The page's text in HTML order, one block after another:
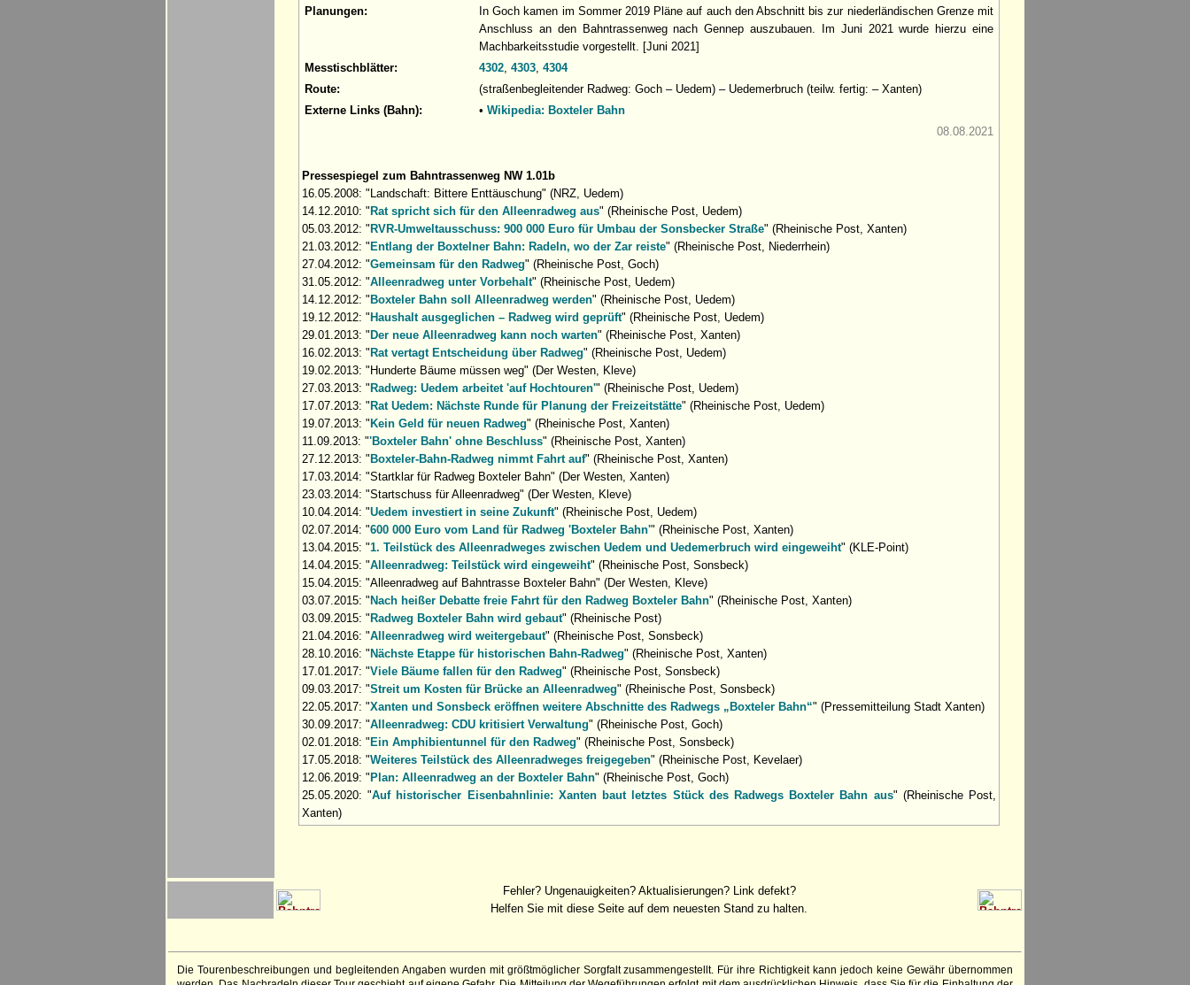
Planungen:
In Goch kamen im Sommer 2019 Pläne auf auch den Abschnitt bis zur niederländischen Grenze mit
Anschluss an den Bahntrassenweg nach Gennep auszubauen. Im Juni 2021 wurde hierzu eine
Machbarkeitsstudie vorgestellt. [Juni 2021]
Messtischblätter:
4302, 4303, 4304
Route:
(straßenbegleitender Radweg: Goch – Uedem) – Uedemerbruch (teilw. fertig: – Xanten)
Externe Links (Bahn):
• Wikipedia: Boxteler Bahn
08.08.2021
Pressespiegel zum Bahntrassenweg NW 1.01b
16.05.2008: "Landschaft: Bittere Enttäuschung" (NRZ, Uedem)
14.12.2010: "Rat spricht sich für den Alleenradweg aus" (Rheinische Post, Uedem)
05.03.2012: "RVR-Umweltausschuss: 900 000 Euro für Umbau der Sonsbecker Straße" (Rheinische Post, Xanten)
21.03.2012: "Entlang der Boxtelner Bahn: Radeln, wo der Zar reiste" (Rheinische Post, Niederrhein)
27.04.2012: "Gemeinsam für den Radweg" (Rheinische Post, Goch)
31.05.2012: "Alleenradweg unter Vorbehalt" (Rheinische Post, Uedem)
14.12.2012: "Boxteler Bahn soll Alleenradweg werden" (Rheinische Post, Uedem)
19.12.2012: "Haushalt ausgeglichen – Radweg wird geprüft" (Rheinische Post, Uedem)
29.01.2013: "Der neue Alleenradweg kann noch warten" (Rheinische Post, Xanten)
16.02.2013: "Rat vertagt Entscheidung über Radweg" (Rheinische Post, Uedem)
19.02.2013: "Hunderte Bäume müssen weg" (Der Westen, Kleve)
27.03.2013: "Radweg: Uedem arbeitet 'auf Hochtouren'" (Rheinische Post, Uedem)
17.07.2013: "Rat Uedem: Nächste Runde für Planung der Freizeitstätte" (Rheinische Post, Uedem)
19.07.2013: "Kein Geld für neuen Radweg" (Rheinische Post, Xanten)
11.09.2013: "'Boxteler Bahn' ohne Beschluss" (Rheinische Post, Xanten)
27.12.2013: "Boxteler-Bahn-Radweg nimmt Fahrt auf" (Rheinische Post, Xanten)
17.03.2014: "Startklar für Radweg Boxteler Bahn" (Der Westen, Xanten)
23.03.2014: "Startschuss für Alleenradweg" (Der Westen, Kleve)
10.04.2014: "Uedem investiert in seine Zukunft" (Rheinische Post, Uedem)
02.07.2014: "600 000 Euro vom Land für Radweg 'Boxteler Bahn'" (Rheinische Post, Xanten)
13.04.2015: "1. Teilstück des Alleenradweges zwischen Uedem und Uedemerbruch wird eingeweiht" (KLE-Point)
14.04.2015: "Alleenradweg: Teilstück wird eingeweiht" (Rheinische Post, Sonsbeck)
15.04.2015: "Alleenradweg auf Bahntrasse Boxteler Bahn" (Der Westen, Kleve)
03.07.2015: "Nach heißer Debatte freie Fahrt für den Radweg Boxteler Bahn" (Rheinische Post, Xanten)
03.09.2015: "Radweg Boxteler Bahn wird gebaut" (Rheinische Post)
21.04.2016: "Alleenradweg wird weitergebaut" (Rheinische Post, Sonsbeck)
28.10.2016: "Nächste Etappe für historischen Bahn-Radweg" (Rheinische Post, Xanten)
17.01.2017: "Viele Bäume fallen für den Radweg" (Rheinische Post, Sonsbeck)
09.03.2017: "Streit um Kosten für Brücke an Alleenradweg" (Rheinische Post, Sonsbeck)
22.05.2017: "Xanten und Sonsbeck eröffnen weitere Abschnitte des Radwegs „Boxteler Bahn“" (Pressemitteilung Stadt Xanten)
30.09.2017: "Alleenradweg: CDU kritisiert Verwaltung" (Rheinische Post, Goch)
02.01.2018: "Ein Amphibientunnel für den Radweg" (Rheinische Post, Sonsbeck)
17.05.2018: "Weiteres Teilstück des Alleenradweges freigegeben" (Rheinische Post, Kevelaer)
12.06.2019: "Plan: Alleenradweg an der Boxteler Bahn" (Rheinische Post, Goch)
25.05.2020: "Auf historischer Eisenbahnlinie: Xanten baut letztes Stück des Radwegs Boxteler Bahn aus" (Rheinische Post,
Xanten)
Fehler? Ungenauigkeiten? Aktualisierungen? Link defekt?
Helfen Sie mit diese Seite auf dem neuesten Stand zu halten.
Die Tourenbeschreibungen und begleitenden Angaben wurden mit größtmöglicher Sorgfalt zusammengestellt. Für ihre Richtigkeit kann jedoch keine Gewähr übernommen